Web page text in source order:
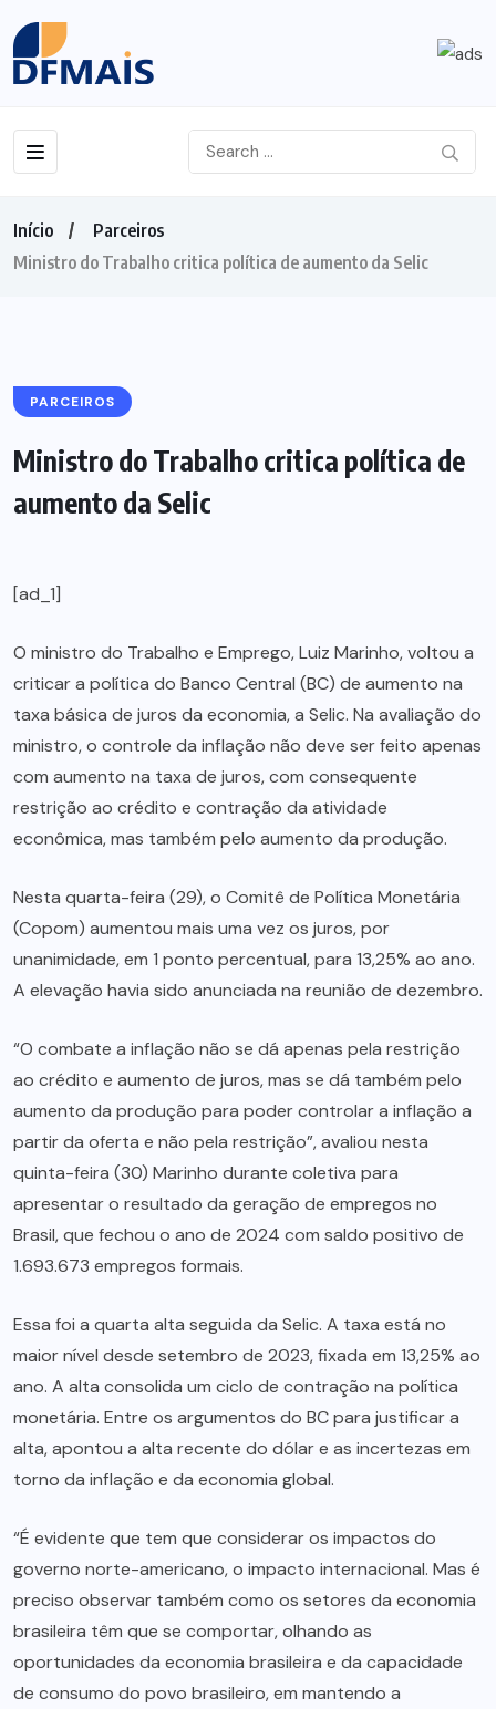
Início
Parceiros
Ministro do Trabalho critica política de aumento da Selic
PARCEIROS
Ministro do Trabalho critica política de
aumento da Selic
[ad_1]
O ministro do Trabalho e Emprego, Luiz Marinho, voltou a
criticar a política do Banco Central (BC) de aumento na
taxa básica de juros da economia, a Selic. Na avaliação do
ministro, o controle da inflação não deve ser feito apenas
com aumento na taxa de juros, com consequente
restrição ao crédito e contração da atividade
econômica, mas também pelo aumento da produção.
Nesta quarta-feira (29), o Comitê de Política Monetária
(Copom) aumentou mais uma vez os juros, por
unanimidade, em 1 ponto percentual, para 13,25% ao ano.
A elevação havia sido anunciada na reunião de dezembro.
“O combate a inflação não se dá apenas pela restrição
ao crédito e aumento de juros, mas se dá também pelo
aumento da produção para poder controlar a inflação a
partir da oferta e não pela restrição”, avaliou nesta
quinta-feira (30) Marinho durante coletiva para
apresentar o resultado da geração de empregos no
Brasil, que fechou o ano de 2024 com saldo positivo de
1.693.673 empregos formais.
Essa foi a quarta alta seguida da Selic. A taxa está no
maior nível desde setembro de 2023, fixada em 13,25% ao
ano. A alta consolida um ciclo de contração na política
monetária. Entre os argumentos do BC para justificar a
alta, apontou a alta recente do dólar e as incertezas em
torno da inflação e da economia global.
“É evidente que tem que considerar os impactos do
governo norte-americano, o impacto internacional. Mas é
preciso observar também como os setores da economia
brasileira têm que se comportar, olhando as
oportunidades da economia brasileira e da capacidade
de consumo do povo brasileiro, em mantendo a